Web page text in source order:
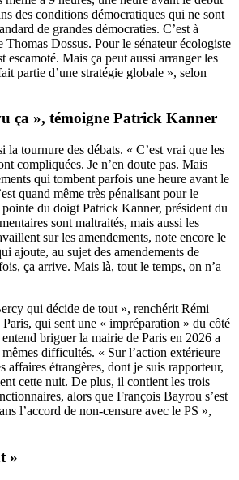
des conditions démocratiques qui ne sont
de grandes démocraties. C’est à
Thomas Dossus. Pour le sénateur écologiste
escamoté. Mais ça peut aussi arranger les
partie d’une stratégie globale », selon
ça », témoigne Patrick Kanner
la tournure des débats. « C’est vrai que les
compliquées. Je n’en doute pas. Mais
qui tombent parfois une heure avant le
quand même très pénalisant pour le
du doigt Patrick Kanner, président du
sont maltraités, mais aussi les
sur les amendements, note encore le
ajoute, au sujet des amendements de
ça arrive. Mais là, tout le temps, on n’a
qui décide de tout », renchérit Rémi
Paris, qui sent une « impréparation » du côté
briguer la mairie de Paris en 2026 a
difficultés. « Sur l’action extérieure
affaires étrangères, dont je suis rapporteur,
cette nuit. De plus, il contient les trois
alors que François Bayrou s’est
l’accord de non-censure avec le PS »,
»